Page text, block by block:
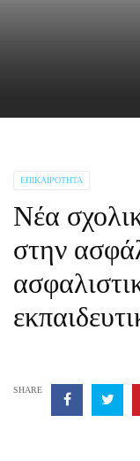
ΕΠΙΚΑΙΡΌΤΗΤΑ
Νέα
στην
SHARE